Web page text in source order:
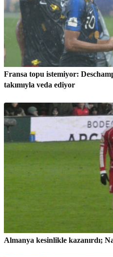
Fransa topu istemiyor:
takımıyla veda ediyor
Almanya kesinlikle kazanırdı;